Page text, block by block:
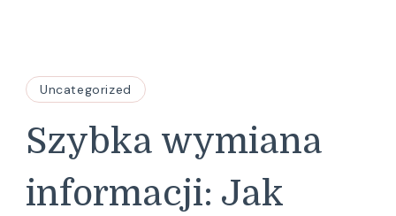
Uncategorized
Szybka wymiana
informacji: Jak